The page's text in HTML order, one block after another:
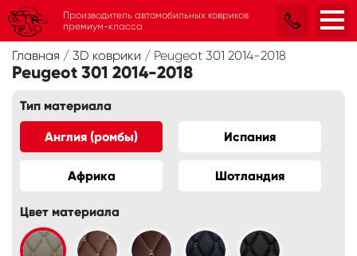
Главная / 3D коврики / Peugeot 301 2014-2018
Peugeot 301 2014-2018
Тип материала
Англия (ромбы) Испания
Африка Шотландия
Цвет материала
Производитель автомобильных ковриков
премиум-класса